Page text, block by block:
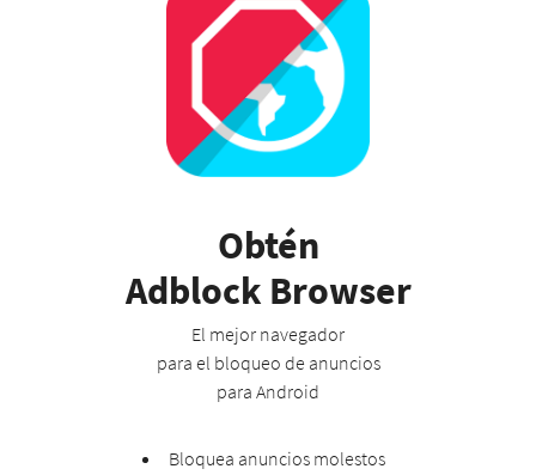
Obtén
Adblock Browser
El mejor navegador
para el bloqueo de anuncios
para Android
Bloquea anuncios molestos